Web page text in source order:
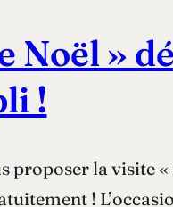
Noël »
!
la visite «
!